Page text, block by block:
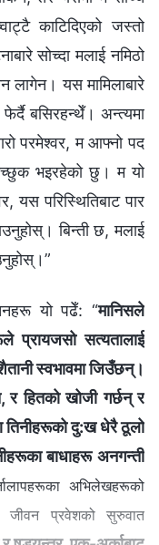
काटिदिएको जस्तो
सोच्दा मलाई नमिठो
लागेन। यस मामिलाबारे
बसिरहन्थेँ। अन्त्यमा
परमेश्‍वर, म आफ्नो पद
भइरहेको छु। म यो
यस परिस्थितिबाट पार
बिन्ती छ, मलाई
यो पढेँ: “मानिसले
प्रायजसो सत्यतालाई
स्वभावमा जिउँछन्।
हितको खोजी गर्छन् र
दु:ख धेरै ठूलो
बाधाहरू अनगन्ती
अभिलेखहरूको
जीवन प्रवेशको सुरुवात